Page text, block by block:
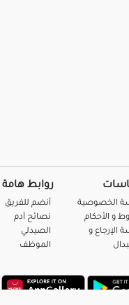
الخصوصية
و الأحكام
الإرجاع و
روابط هامة
أنضم للفريق
نصائح آدم
الصيدلي
الموظف